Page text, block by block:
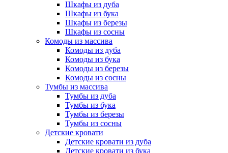
Шкафы из дуба
Шкафы из бука
Шкафы из березы
Шкафы из сосны
Комоды из массива
Комоды из дуба
Комоды из бука
Комоды из березы
Комоды из сосны
Тумбы из массива
Тумбы из дуба
Тумбы из бука
Тумбы из березы
Тумбы из сосны
Детские кровати
Детские кровати из дуба
Детские кровати из бука